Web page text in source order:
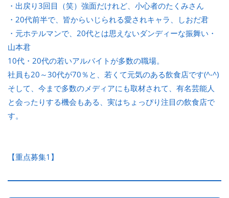
・出戻り3回目（笑）強面だけれど、小心者のたくみさん
・20代前半で、皆からいじられる愛されキャラ、しおだ君
・元ホテルマンで、20代とは思えないダンディーな振舞い・
山本君
10代・20代の若いアルバイトが多数の職場。
社員も20～30代が70％と、若くて元気のある飲食店です(^-^)
そして、今まで多数のメディアにも取材されて、有名芸能人
と会ったりする機会もある、実はちょっぴり注目の飲食店で
す。
【重点募集1】